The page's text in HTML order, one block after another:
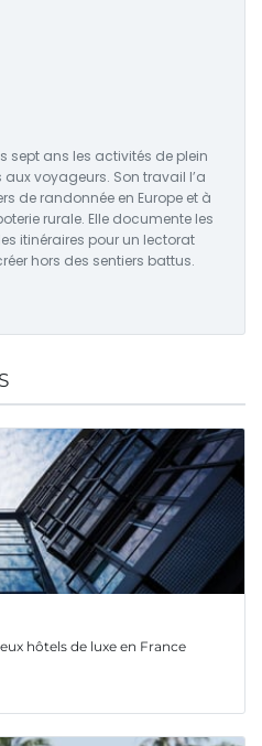
sept ans les activités de plein
voyageurs. Son travail l’a
de randonnée en Europe et à
rurale. Elle documente les
itinéraires pour un lectorat
hors des sentiers battus.
hôtels de luxe en France